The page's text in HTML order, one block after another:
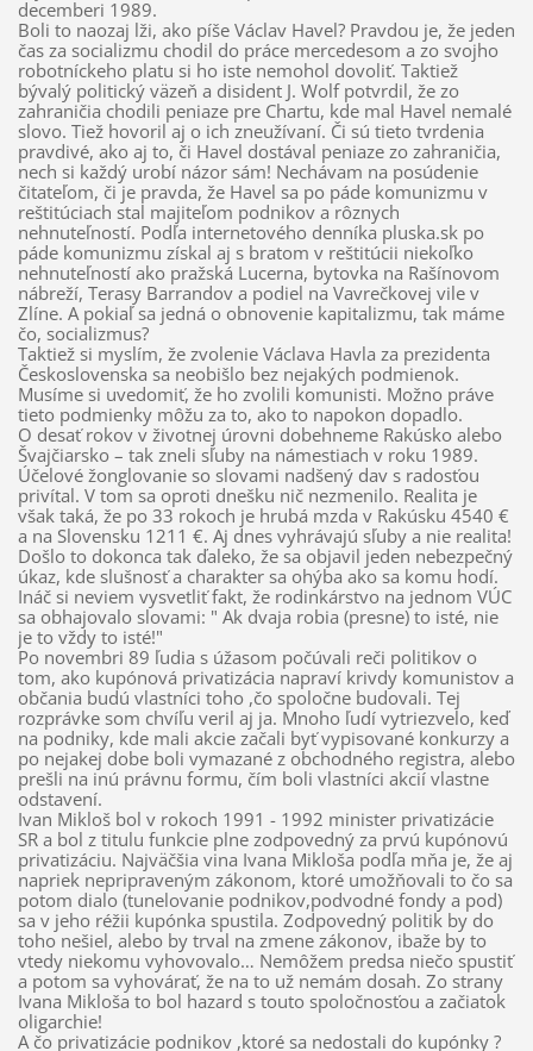
decemberi 1989.
Boli to naozaj lži, ako píše Václav Havel? Pravdou je, že jeden
čas za socializmu chodil do práce mercedesom a zo svojho
robotníckeho platu si ho iste nemohol dovoliť. Taktiež
bývalý politický väzeň a disident J. Wolf potvrdil, že zo
zahraničia chodili peniaze pre Chartu, kde mal Havel nemalé
slovo. Tiež hovoril aj o ich zneužívaní. Či sú tieto tvrdenia
pravdivé, ako aj to, či Havel dostával peniaze zo zahraničia,
nech si každý urobí názor sám! Nechávam na posúdenie
čitateľom, či je pravda, že Havel sa po páde komunizmu v
reštitúciach stal majiteľom podnikov a rôznych
nehnuteľností. Podľa internetového denníka pluska.sk po
páde komunizmu získal aj s bratom v reštitúcii niekoľko
nehnuteľností ako pražská Lucerna, bytovka na Rašínovom
nábreží, Terasy Barrandov a podiel na Vavrečkovej vile v
Zlíne. A pokiaľ sa jedná o obnovenie kapitalizmu, tak máme
čo, socializmus?
Taktiež si myslím, že zvolenie Václava Havla za prezidenta
Československa sa neobišlo bez nejakých podmienok.
Musíme si uvedomiť, že ho zvolili komunisti. Možno práve
tieto podmienky môžu za to, ako to napokon dopadlo.
O desať rokov v životnej úrovni dobehneme Rakúsko alebo
Švajčiarsko – tak zneli sľuby na námestiach v roku 1989.
Účelové žonglovanie so slovami nadšený dav s radosťou
privítal. V tom sa oproti dnešku nič nezmenilo. Realita je
však taká, že po 33 rokoch je hrubá mzda v Rakúsku 4540 €
a na Slovensku 1211 €. Aj dnes vyhrávajú sľuby a nie realita!
Došlo to dokonca tak ďaleko, že sa objavil jeden nebezpečný
úkaz, kde slušnosť a charakter sa ohýba ako sa komu hodí.
Ináč si neviem vysvetliť fakt, že rodinkárstvo na jednom VÚC
sa obhajovalo slovami: " Ak dvaja robia (presne) to isté, nie
je to vždy to isté!"
Po novembri 89 ľudia s úžasom počúvali reči politikov o
tom, ako kupónová privatizácia napraví krivdy komunistov a
občania budú vlastníci toho ,čo spoločne budovali. Tej
rozprávke som chvíľu veril aj ja. Mnoho ľudí vytriezvelo, keď
na podniky, kde mali akcie začali byť vypisované konkurzy a
po nejakej dobe boli vymazané z obchodného registra, alebo
prešli na inú právnu formu, čím boli vlastníci akcií vlastne
odstavení.
Ivan Mikloš bol v rokoch 1991 - 1992 minister privatizácie
SR a bol z titulu funkcie plne zodpovedný za prvú kupónovú
privatizáciu. Najväčšia vina Ivana Mikloša podľa mňa je, že aj
napriek nepripraveným zákonom, ktoré umožňovali to čo sa
potom dialo (tunelovanie podnikov,podvodné fondy a pod)
sa v jeho réžii kupónka spustila. Zodpovedný politik by do
toho nešiel, alebo by trval na zmene zákonov, ibaže by to
vtedy niekomu vyhovovalo… Nemôžem predsa niečo spustiť
a potom sa vyhovárať, že na to už nemám dosah. Zo strany
Ivana Mikloša to bol hazard s touto spoločnosťou a začiatok
oligarchie!
A čo privatizácie podnikov ,ktoré sa nedostali do kupónky ?